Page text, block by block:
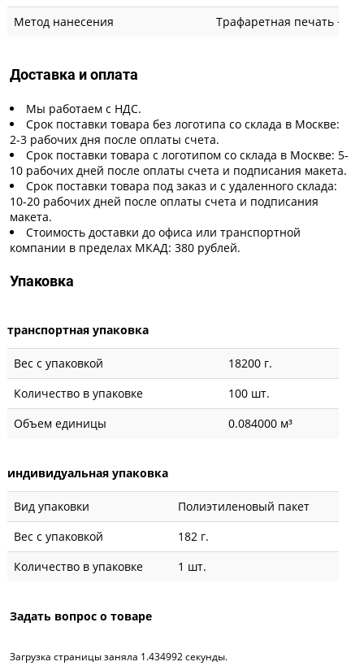
Метод нанесения
Трафаретная печать +
Доставка и оплата
Мы работаем с НДС.
Срок поставки товара без логотипа со склада в Москве:
2-3 рабочих дня после оплаты счета.
Срок поставки товара с логотипом со склада в Москве: 5-
10 рабочих дней после оплаты счета и подписания макета.
Срок поставки товара под заказ и с удаленного склада:
10-20 рабочих дней после оплаты счета и подписания
макета.
Стоимость доставки до офиса или транспортной
компании в пределах МКАД: 380 рублей.
Упаковка
транспортная упаковка
Вес с упаковкой
18200 г.
Количество в упаковке
100 шт.
Объем единицы
0.084000 м³
индивидуальная упаковка
Вид упаковки
Полиэтиленовый пакет
Вес с упаковкой
182 г.
Количество в упаковке
1 шт.
Задать вопрос о товаре
Загрузка страницы заняла 1.434992 секунды.